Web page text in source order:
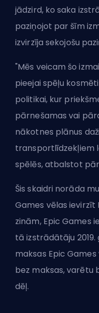
jādzird, ko saka
paziņojot par šīm
izvirzīja sekojošu
"Mēs veicam šo
pieejai spēļu
politikai, kur
pārnešamas vai
nākotnes plānus
transportlīdzekļiem
spēlēs, atbalstot
Šis skaidri norāda
Games vēlas ievirzīt
zinām, Epic Games
tā izstrādātāju
maksas Epic
bez maksas, varētu
dēļ.